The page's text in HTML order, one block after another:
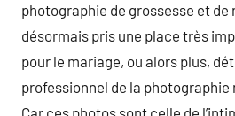
photographie de grossesse et de
désormais pris une place très
pour le mariage, ou alors plus,
professionnel de la photographie
Car ces photos sont celle de